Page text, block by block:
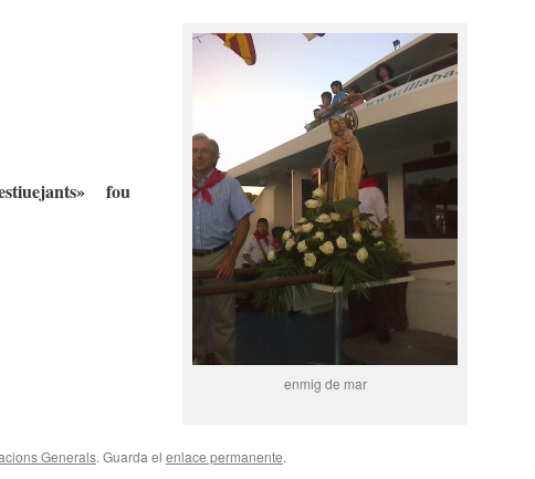
enmig de mar
fou
Generals. Guarda el enlace permanente.